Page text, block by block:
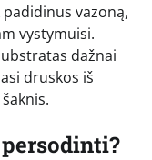
padidinus vazoną,
vystymuisi.
dažnai
druskos iš